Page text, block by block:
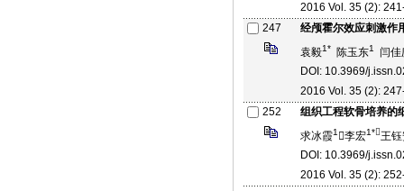
2016 Vol. 35 (2):
247
经颅霍尔效应刺激作
袁毅1* 陈玉东1 闫佳
DOI: 10.3969/
2016 Vol. 35 (2):
252
组织工程软骨培养的
求冰霞1 李宏1*王钰
DOI: 10.3969/
2016 Vol. 35 (2):